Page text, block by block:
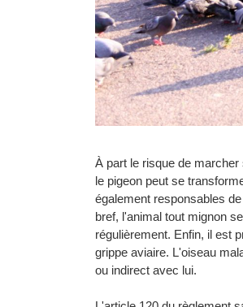
À part le risque de marcher
le pigeon peut se
également responsables
bref, l'animal tout mignon
régulièrement. Enfin, il est
grippe aviaire. L'oiseau
ou indirect avec lui.